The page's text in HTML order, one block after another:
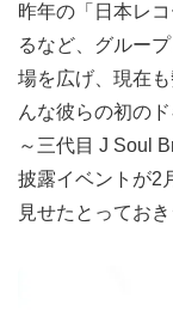
昨年の「日本レ
るなど、グルー
場を広げ、現在
んな彼らの初の
～三代目 J Soul
披露イベントが2
見せたとってお